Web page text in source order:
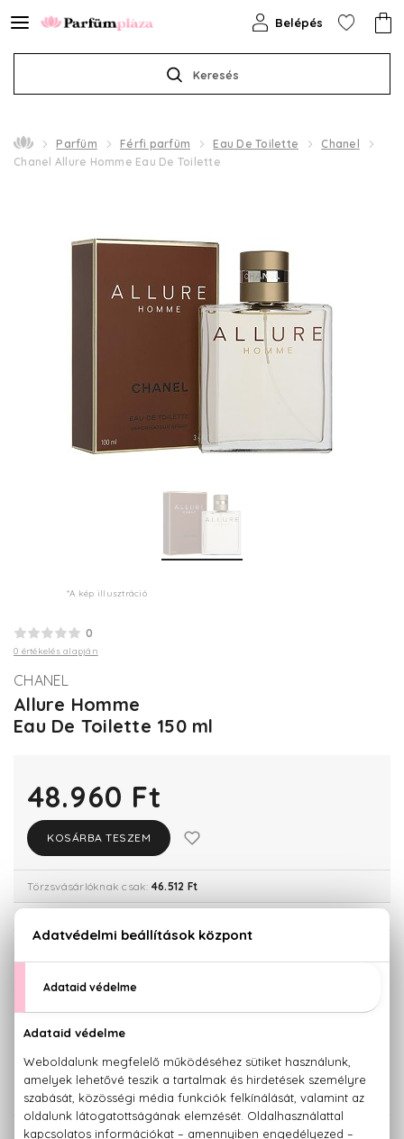
Keresés
Belépés
Parfüm Férfi parfüm Eau De Toilette
Chanel
Chanel Allure Homme Eau De Toilette
*A kép illusztráció
0
0 értékelés alapján
CHANEL
Allure Homme
Eau De Toilette 150 ml
48.960 Ft
KOSÁRBA TESZEM
Törzsvásárlóknak csak: 46.512 Ft
KISZERELÉS KIVÁLASZTÁSA
50 ml
30.080 Ft
Teszter 100 ml
41.930 Ft
48.960 Ft
KAPCSOLÓDÓ TERMÉKEK